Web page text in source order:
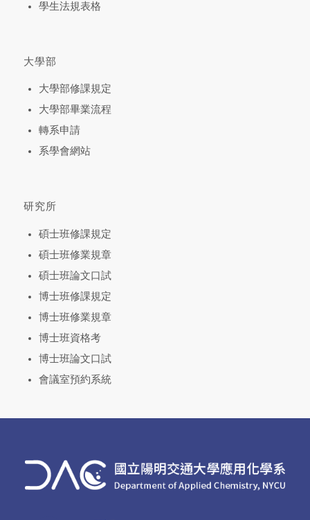
學生法規表格
大學部
大學部修課規定
大學部畢業流程
轉系申請
系學會網站
研究所
碩士班修課規定
碩士班修業規章
碩士班論文口試
博士班修課規定
博士班修業規章
博士班資格考
博士班論文口試
會議室預約系統